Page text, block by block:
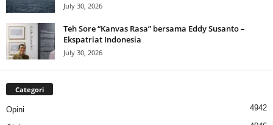
July 30, 2026
Teh Sore “Kanvas Rasa” bersama Eddy Susanto –
Ekspatriat Indonesia
July 30, 2026
Categori
Opini 4942